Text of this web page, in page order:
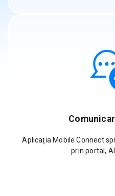
Aplicația Mobile Connect
prin portal,